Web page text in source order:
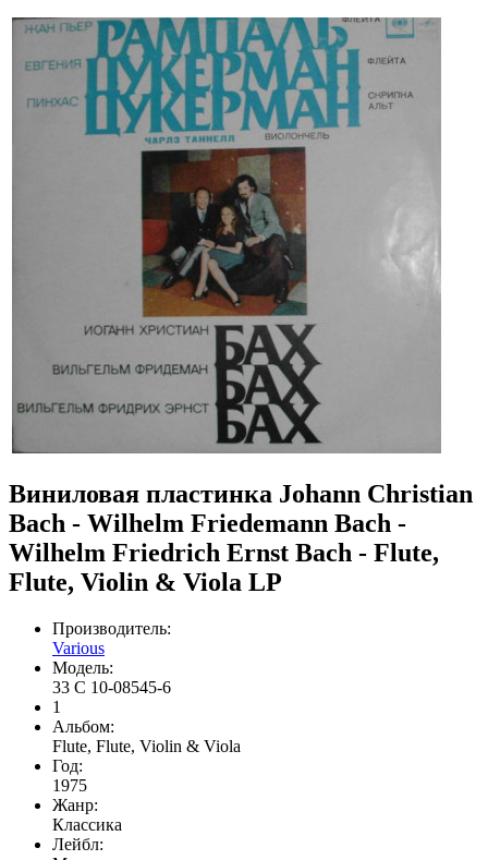
Виниловая пластинка Johann Christian
Bach - Wilhelm Friedemann Bach -
Wilhelm Friedrich Ernst Bach - Flute,
Flute, Violin & Viola LP
Производитель:
Various
Модель:
33 С 10-08545-6
1
Альбом:
Flute, Flute, Violin & Viola
Год:
1975
Жанр:
Классика
Лейбл: